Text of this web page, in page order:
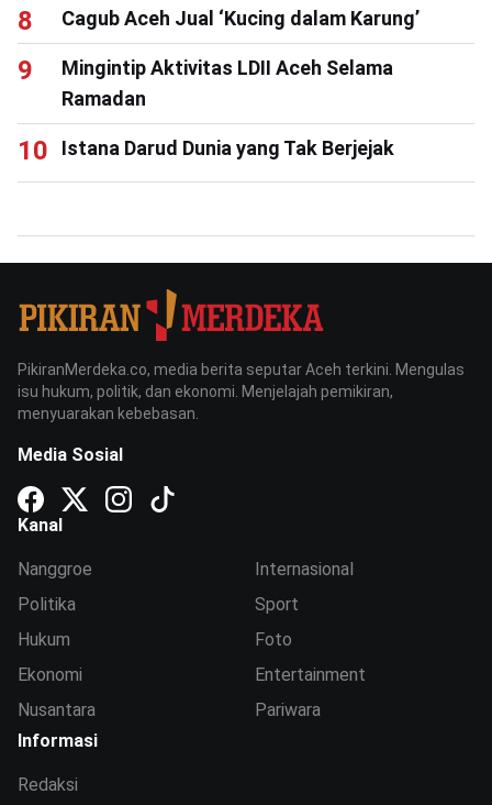
Cagub Aceh Jual ‘Kucing dalam Karung’
Mingintip Aktivitas LDII Aceh Selama
Ramadan
Istana Darud Dunia yang Tak Berjejak
PikiranMerdeka.co, media berita seputar Aceh terkini. Mengulas
isu hukum, politik, dan ekonomi. Menjelajah pemikiran,
menyuarakan kebebasan.
Media Sosial
Kanal
Nanggroe
Politika
Hukum
Ekonomi
Nusantara
Internasional
Sport
Foto
Entertainment
Pariwara
Informasi
Redaksi